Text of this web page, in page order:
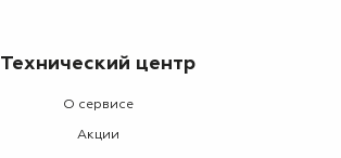
Технический центр
О сервисе
Акции